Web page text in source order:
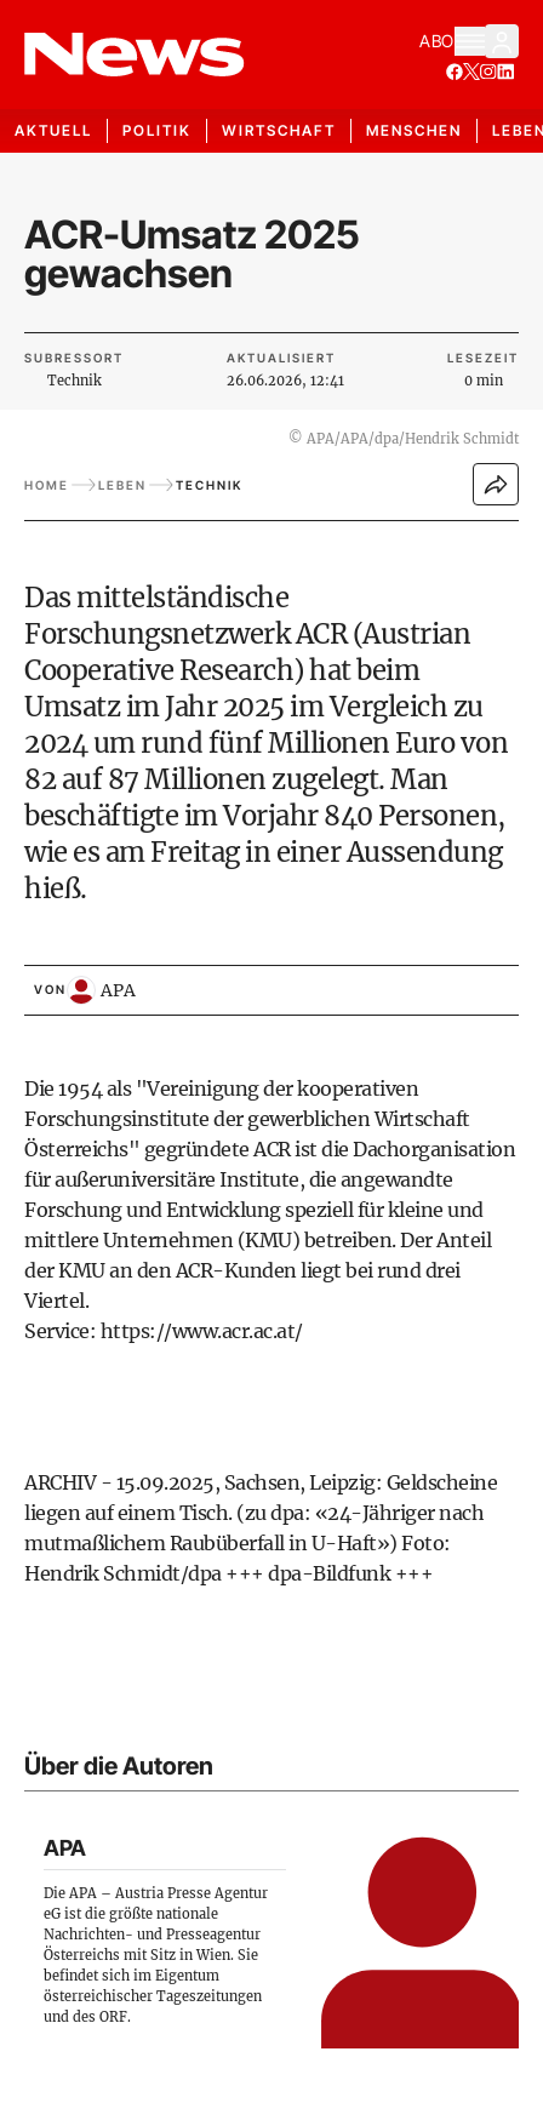
ABO
AKTUELL POLITIK WIRTSCHAFT MENSCHEN
ACR-Umsatz 2025
gewachsen
SUBRESSORT
Technik
AKTUALISIERT
26.06.2026, 12:41
LESEZEIT
0 min
© APA/APA/dpa/Hendrik Schmidt
HOME LEBEN TECHNIK
Das mittelständische
Forschungsnetzwerk ACR (Austrian
Cooperative Research) hat beim
Umsatz im Jahr 2025 im Vergleich zu
2024 um rund fünf Millionen Euro von
82 auf 87 Millionen zugelegt. Man
beschäftigte im Vorjahr 840 Personen,
wie es am Freitag in einer Aussendung
hieß.
VON APA
Die 1954 als "Vereinigung der kooperativen
Forschungsinstitute der gewerblichen Wirtschaft
Österreichs" gegründete ACR ist die Dachorganisation
für außeruniversitäre Institute, die angewandte
Forschung und Entwicklung speziell für kleine und
mittlere Unternehmen (KMU) betreiben. Der Anteil
der KMU an den ACR-Kunden liegt bei rund drei
Viertel.
Service: https://www.acr.ac.at/
ARCHIV - 15.09.2025, Sachsen, Leipzig: Geldscheine
liegen auf einem Tisch. (zu dpa: «24-Jähriger nach
mutmaßlichem Raubüberfall in U-Haft») Foto:
Hendrik Schmidt/dpa +++ dpa-Bildfunk +++
Über die Autoren
APA
Die APA – Austria Presse Agentur
eG ist die größte nationale
Nachrichten- und Presseagentur
Österreichs mit Sitz in Wien. Sie
befindet sich im Eigentum
österreichischer Tageszeitungen
und des ORF.